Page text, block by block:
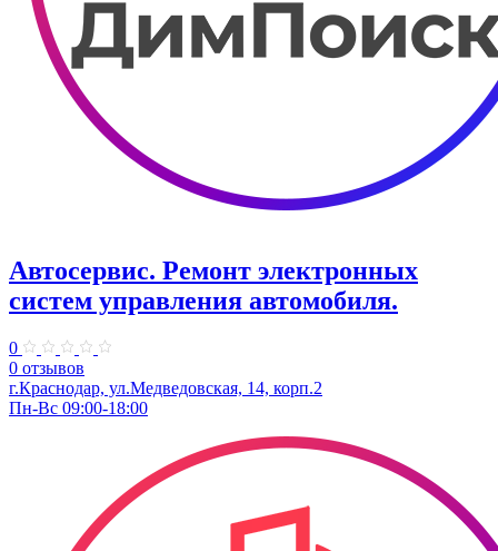
Автосервис. Ремонт электронных
систем управления автомобиля.
0
0 отзывов
г.Краснодар, ул.Медведовская, 14, корп.2
Пн-Вс 09:00-18:00